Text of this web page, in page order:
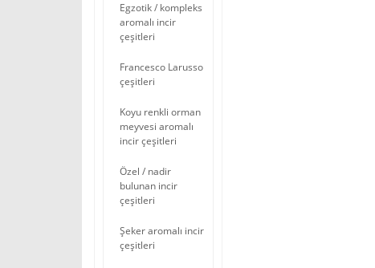
Egzotik / kompleks
aromalı incir
çeşitleri
Francesco Larusso
çeşitleri
Koyu renkli orman
meyvesi aromalı
incir çeşitleri
Özel / nadir
bulunan incir
çeşitleri
Şeker aromalı incir
çeşitleri